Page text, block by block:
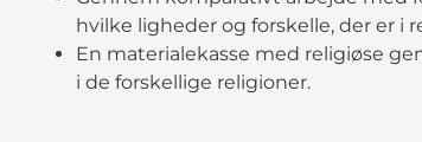
hvilke ligheder og forskelle, der er i
En materialekasse med religiøse
i de forskellige religioner.